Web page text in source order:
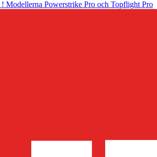
! Modellerna Powerstrike Pro och Topflight Pro